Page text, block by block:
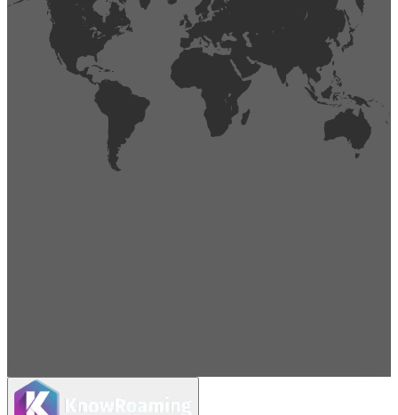
404Página no encontrada,
La página que buscas no existe o se ha cambiado de lugar.
Comprueba la URL e inténtalo de nuevo.
Ir a la página de inicio
Obtener soporte técnico